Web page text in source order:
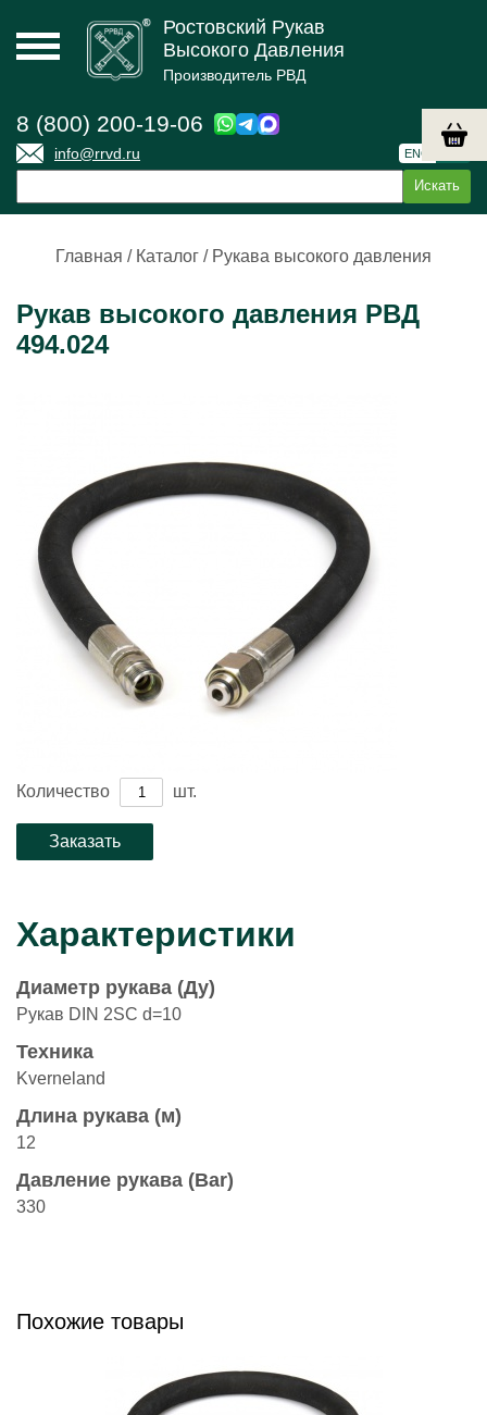
Ростовский Рукав
Высокого Давления
Производитель РВД
8 (800) 200-19-06
info@rrvd.ru ENG
Главная / Каталог / Рукава высокого давления
Рукав высокого давления РВД
494.024
Количество шт.
Характеристики
Диаметр рукава (Ду)
Рукав DIN 2SC d=10
Техника
Kverneland
Длина рукава (м)
12
Давление рукава (Bar)
330
Похожие товары